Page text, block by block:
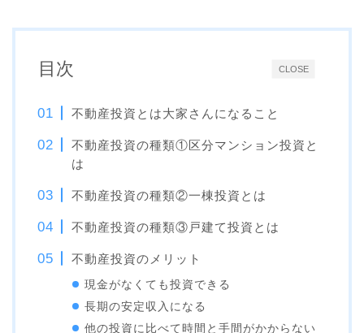
CLOSE
目次
不動産投資とは大家さんになること
不動産投資の種類①区分マンション投資と
は
不動産投資の種類②一棟投資とは
不動産投資の種類③戸建て投資とは
不動産投資のメリット
現金がなくても投資できる
長期の安定収入になる
他の投資に比べて時間と手間がかからない